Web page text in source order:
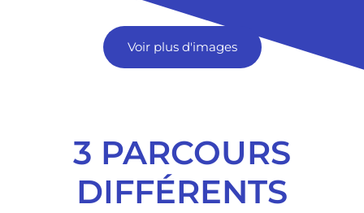
Voir plus d'images
3 PARCOURS
DIFFÉRENTS